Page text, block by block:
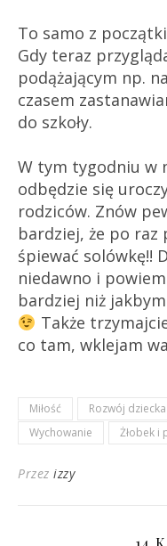
To samo z
Gdy teraz
podążającym np.
czasem
do szkoły.
W tym tygodniu w
odbędzie się
rodziców. Znów
bardziej, że po raz
śpiewać solówkę!!
niedawno i
bardziej niż
Także
co tam, wklejam
Miłość Rozwój dziecka
Wychowanie
Żłobek i
Przez izzy